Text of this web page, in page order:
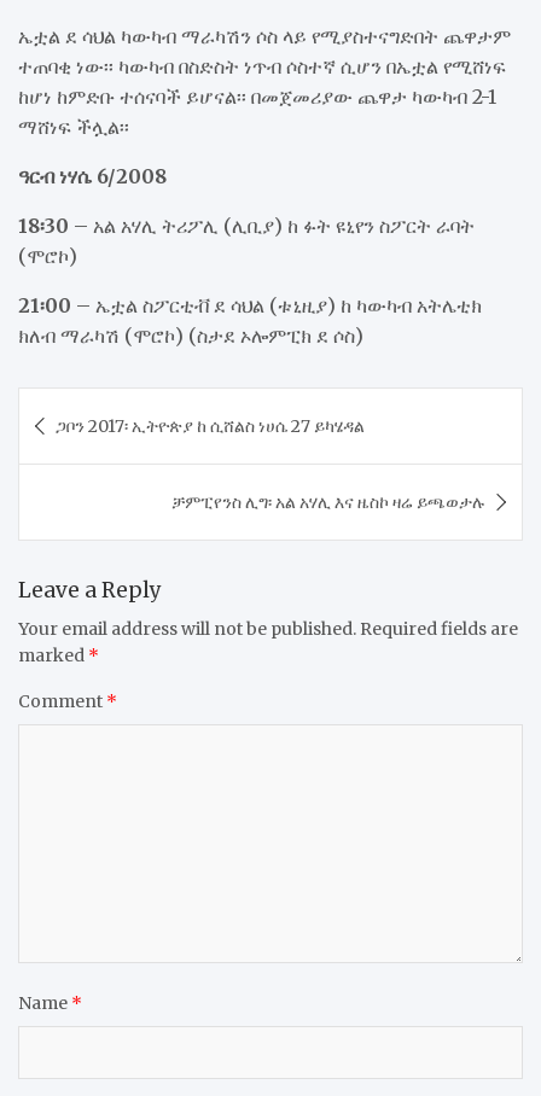
ኤቷል ደ ሳህል ካውካብ ማራካሽን ሶስ ላይ የሚያስተናግድበት ጨዋታም
ተጠባቂ ነው፡፡ ካውካብ በስድስት ነጥብ ሶስተኛ ሲሆን በኤቷል የሚሸነፍ
ከሆነ ከምድቡ ተሰናባች ይሆናል፡፡ በመጀመሪያው ጨዋታ ካውካብ 2-1
ማሸነፍ ችሏል፡፡
ዓርብ ነሃሴ 6/2008
18፡30 – አል አሃሊ ትሪፖሊ (ሊቢያ) ከ ፉት ዩኒየን ስፖርት ራባት
(ሞሮኮ)
21፡00 – ኤቷል ስፖርቲቭ ደ ሳህል (ቱኒዚያ) ከ ካውካብ አትሌቲክ
ክለብ ማራካሽ (ሞሮኮ) (ስታደ ኦሎምፒክ ደ ሶስ)
navigation
ጋቦን 2017፡ ኢትዮጵያ ከ ሲሸልስ ነሀሴ 27 ይካሄዳል
ቻምፒየንስ ሊግ፡ አል አሃሊ እና ዜስኮ ዛሬ ይጫወታሉ
Leave a Reply
Your email address will not be published. Required fields are
marked *
Comment *
Name *